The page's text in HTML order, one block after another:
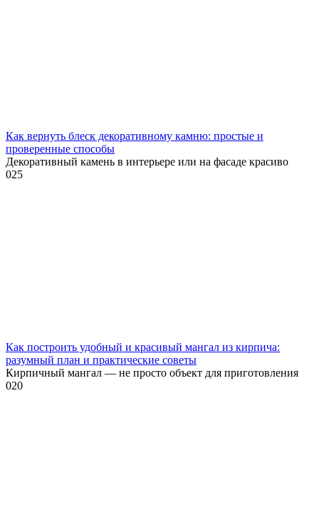
Как вернуть блеск декоративному камню: простые и
проверенные способы
Декоративный камень в интерьере или на фасаде красиво
025
Как построить удобный и красивый мангал из кирпича:
разумный план и практические советы
Кирпичный мангал — не просто объект для приготовления
020